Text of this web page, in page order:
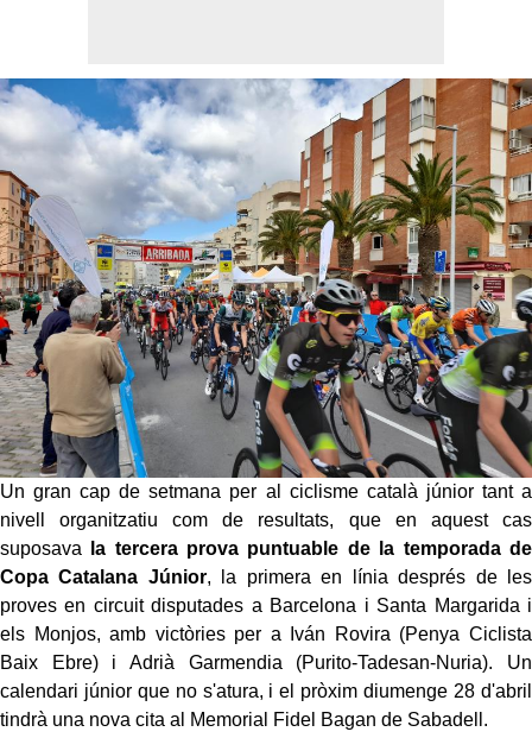
Un gran cap de setmana per al ciclisme català júnior tant a
nivell organitzatiu com de resultats, que en aquest cas
suposava
la tercera prova puntuable de la temporada de
Copa Catalana Júnior, la primera en línia després de les
proves en circuit disputades a Barcelona i Santa Margarida i
els Monjos, amb victòries per a Iván Rovira (Penya Ciclista
Baix Ebre) i Adrià Garmendia (Purito-Tadesan-Nuria). Un
calendari júnior que no s'atura, i el pròxim diumenge 28 d'abril
tindrà una nova cita al Memorial Fidel Bagan de Sabadell.